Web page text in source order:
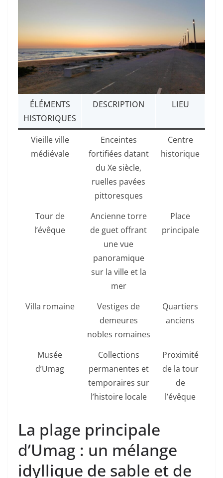
ÉLÉMENTS
HISTORIQUES
DESCRIPTION LIEU
Vieille ville
médiévale
Enceintes
fortifiées datant
du Xe siècle,
ruelles pavées
pittoresques
Centre
historique
Tour de
l’évêque
Ancienne torre
de guet offrant
une vue
panoramique
sur la ville et la
mer
Place
principale
Villa romaine
Vestiges de
demeures
nobles romaines
Quartiers
anciens
Musée
d’Umag
Collections
permanentes et
temporaires sur
l’histoire locale
Proximité
de la tour
de
l’évêque
La plage principale
d’Umag : un mélange
idyllique de sable et de